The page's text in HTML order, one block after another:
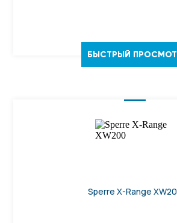
БЫСТРЫЙ
Sperre X-Range